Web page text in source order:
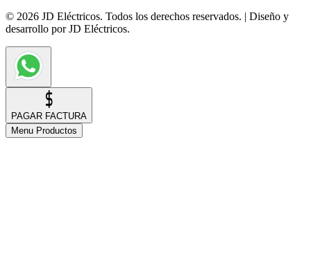
© 2026 JD Eléctricos. Todos los derechos reservados. | Diseño y
desarrollo por JD Eléctricos.
PAGAR FACTURA
Menu Productos